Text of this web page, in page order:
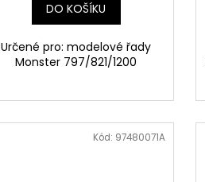
DO KOŠÍKU
Určené pro: modelové řady
Monster 797/821/1200
Kód: 97480071A